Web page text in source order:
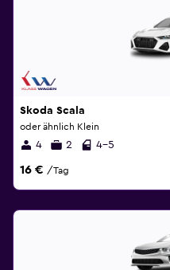
Skoda Scala
oder ähnlich Klein
4 2 4-5
16 € /Tag